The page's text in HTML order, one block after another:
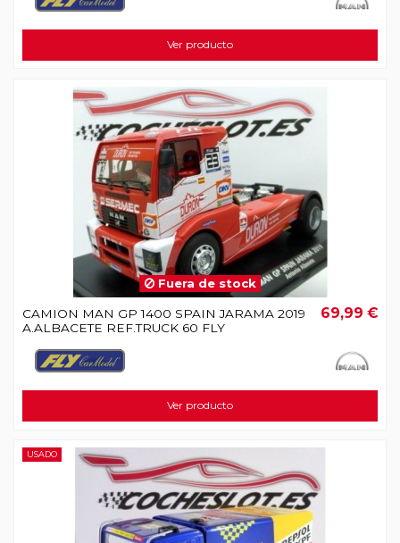
Ver producto
Fuera de stock
CAMION MAN GP 1400 SPAIN JARAMA 2019
A.ALBACETE REF.TRUCK 60 FLY
69,99 €
Ver producto
USADO